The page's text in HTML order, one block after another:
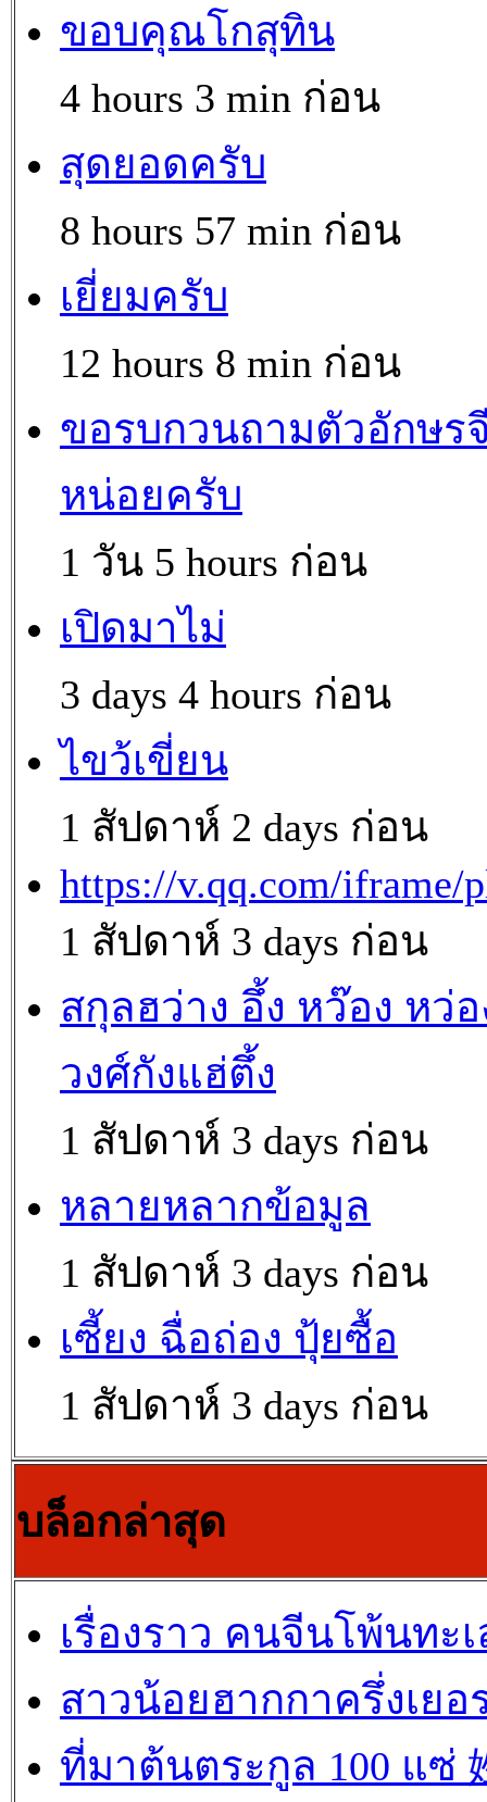
ขอบคุณโกสุทิน
4 hours 3 min ก่อน
สุดยอดครับ
8 hours 57 min ก่อน
เยี่ยมครับ
12 hours 8 min ก่อน
ขอรบกวนถามตัวอักษร
หน่อยครับ
1 วัน 5 hours ก่อน
เปิดมาไม่
3 days 4 hours ก่อน
ไขว้เขี่ยน
1 สัปดาห์ 2 days ก่อน
https://v.qq.com/iframe/
1 สัปดาห์ 3 days ก่อน
สกุลฮว่าง อึ้ง หว๊อง หว่อ
วงศ์กังแฮ่ตึ้ง
1 สัปดาห์ 3 days ก่อน
หลายหลากข้อมูล
1 สัปดาห์ 3 days ก่อน
เซี้ยง ฉื่อถ่อง ปุ้ยซื้อ
1 สัปดาห์ 3 days ก่อน
บล็อกล่าสุด
เรื่องราว คนจีนโพ้นทะ
สาวน้อยฮากกาครึ่งเยอ
ที่มาต้นตระกูล 100 แซ่